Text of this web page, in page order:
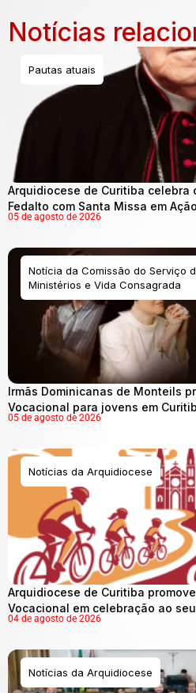
Notícias
Pautas atuais
Arquidiocese de Curitiba celebra
Fedalto com Santa Missa em
05 de agosto de 2026
Notícia da Comissão do Serviço
Ministérios e Vida Consagrada
Irmãs Dominicanas de Monteils
Vocacional para jovens em
05 de agosto de 2026
Notícias da Arquidiocese
Arquidiocese de Curitiba
Vocacional em celebração ao
04 de agosto de 2026
Notícias da Arquidiocese